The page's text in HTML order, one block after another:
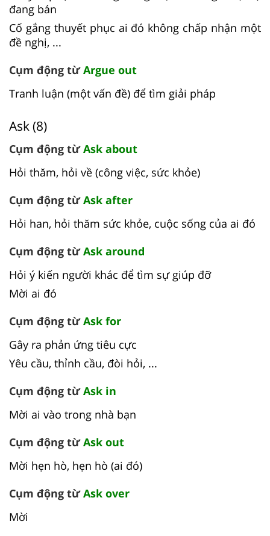
đang bán
Cố gắng thuyết phục ai đó không chấp nhận một
đề nghị, ...
Cụm động từArgue out
Tranh luận (một vấn đề) để tìm giải pháp
Ask (8)
Cụm động từAsk about
Hỏi thăm, hỏi về (công việc, sức khỏe)
Cụm động từAsk after
Hỏi han, hỏi thăm sức khỏe, cuộc sống của ai đó
Cụm động từAsk around
Hỏi ý kiến người khác để tìm sự giúp đỡ
Mời ai đó
Cụm động từAsk for
Gây ra phản ứng tiêu cực
Yêu cầu, thỉnh cầu, đòi hỏi, ...
Cụm động từAsk in
Mời ai vào trong nhà bạn
Cụm động từAsk out
Mời hẹn hò, hẹn hò (ai đó)
Cụm động từAsk over
Mời